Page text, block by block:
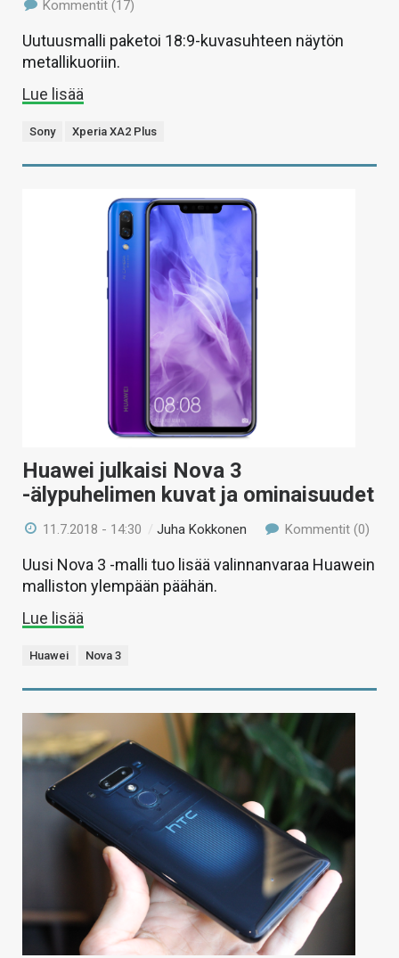
Kommentit (17)
Uutuusmalli paketoi 18:9-kuvasuhteen näytön
metallikuoriin.
Lue lisää
Sony Xperia XA2 Plus
Huawei julkaisi Nova 3
-älypuhelimen kuvat ja ominaisuudet
11.7.2018 - 14:30 /Juha Kokkonen Kommentit (0)
Uusi Nova 3 -malli tuo lisää valinnanvaraa Huawein
malliston ylempään päähän.
Lue lisää
Huawei Nova 3